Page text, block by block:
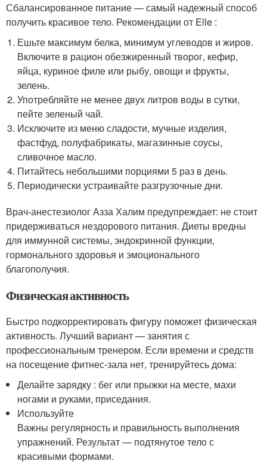
Сбалансированное питание — самый надежный способ
получить красивое тело. Рекомендации от Elle :
Ешьте максимум белка, минимум углеводов и жиров.
Включите в рацион обезжиренный творог, кефир,
яйца, куриное филе или рыбу, овощи и фрукты,
зелень.
Употребляйте не менее двух литров воды в сутки,
пейте зеленый чай.
Исключите из меню сладости, мучные изделия,
фастфуд, полуфабрикаты, магазинные соусы,
сливочное масло.
Питайтесь небольшими порциями 5 раз в день.
Периодически устраивайте разгрузочные дни.
Врач-анестезиолог Азза Халим предупреждает: не стоит
придерживаться нездорового питания. Диеты вредны
для иммунной системы, эндокринной функции,
гормонального здоровья и эмоционального
благополучия.
Физическая активность
Быстро подкорректировать фигуру поможет физическая
активность. Лучший вариант — занятия с
профессиональным тренером. Если времени и средств
на посещение фитнес-зала нет, тренируйтесь дома:
Делайте зарядку : бег или прыжки на месте, махи
ногами и руками, приседания.
Используйте
Важны регулярность и правильность выполнения
упражнений. Результат — подтянутое тело с
красивыми формами.